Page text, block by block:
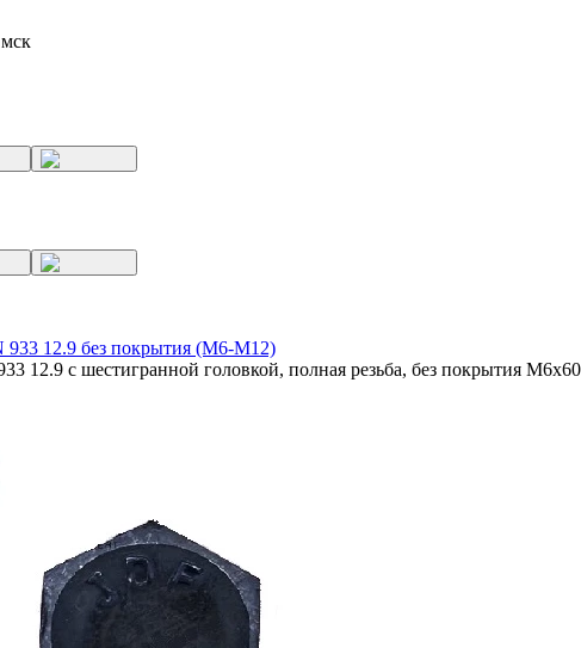
12.9 без покрытия (M6-M12)
12.9 с шестигранной головкой, полная резьба, без покрытия